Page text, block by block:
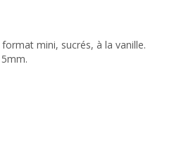
mini, sucrés, à la vanille.